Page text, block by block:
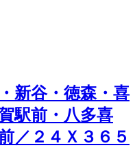
新谷・徳森・喜
駅前・八多喜
／２４Ｘ３６５